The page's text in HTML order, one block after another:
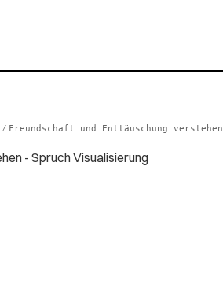
/ Freundschaft und Enttäuschung verstehen